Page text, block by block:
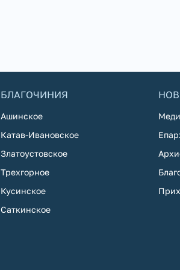
БЛАГОЧИНИЯ
Ашинское
Катав-Ивановское
Златоустовское
Трехгорное
Кусинское
Саткинское